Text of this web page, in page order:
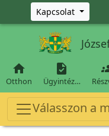
Ugrás a fő tartalomra
Kapcsolat

Otthon

Ügyintéz…
Válasszon a